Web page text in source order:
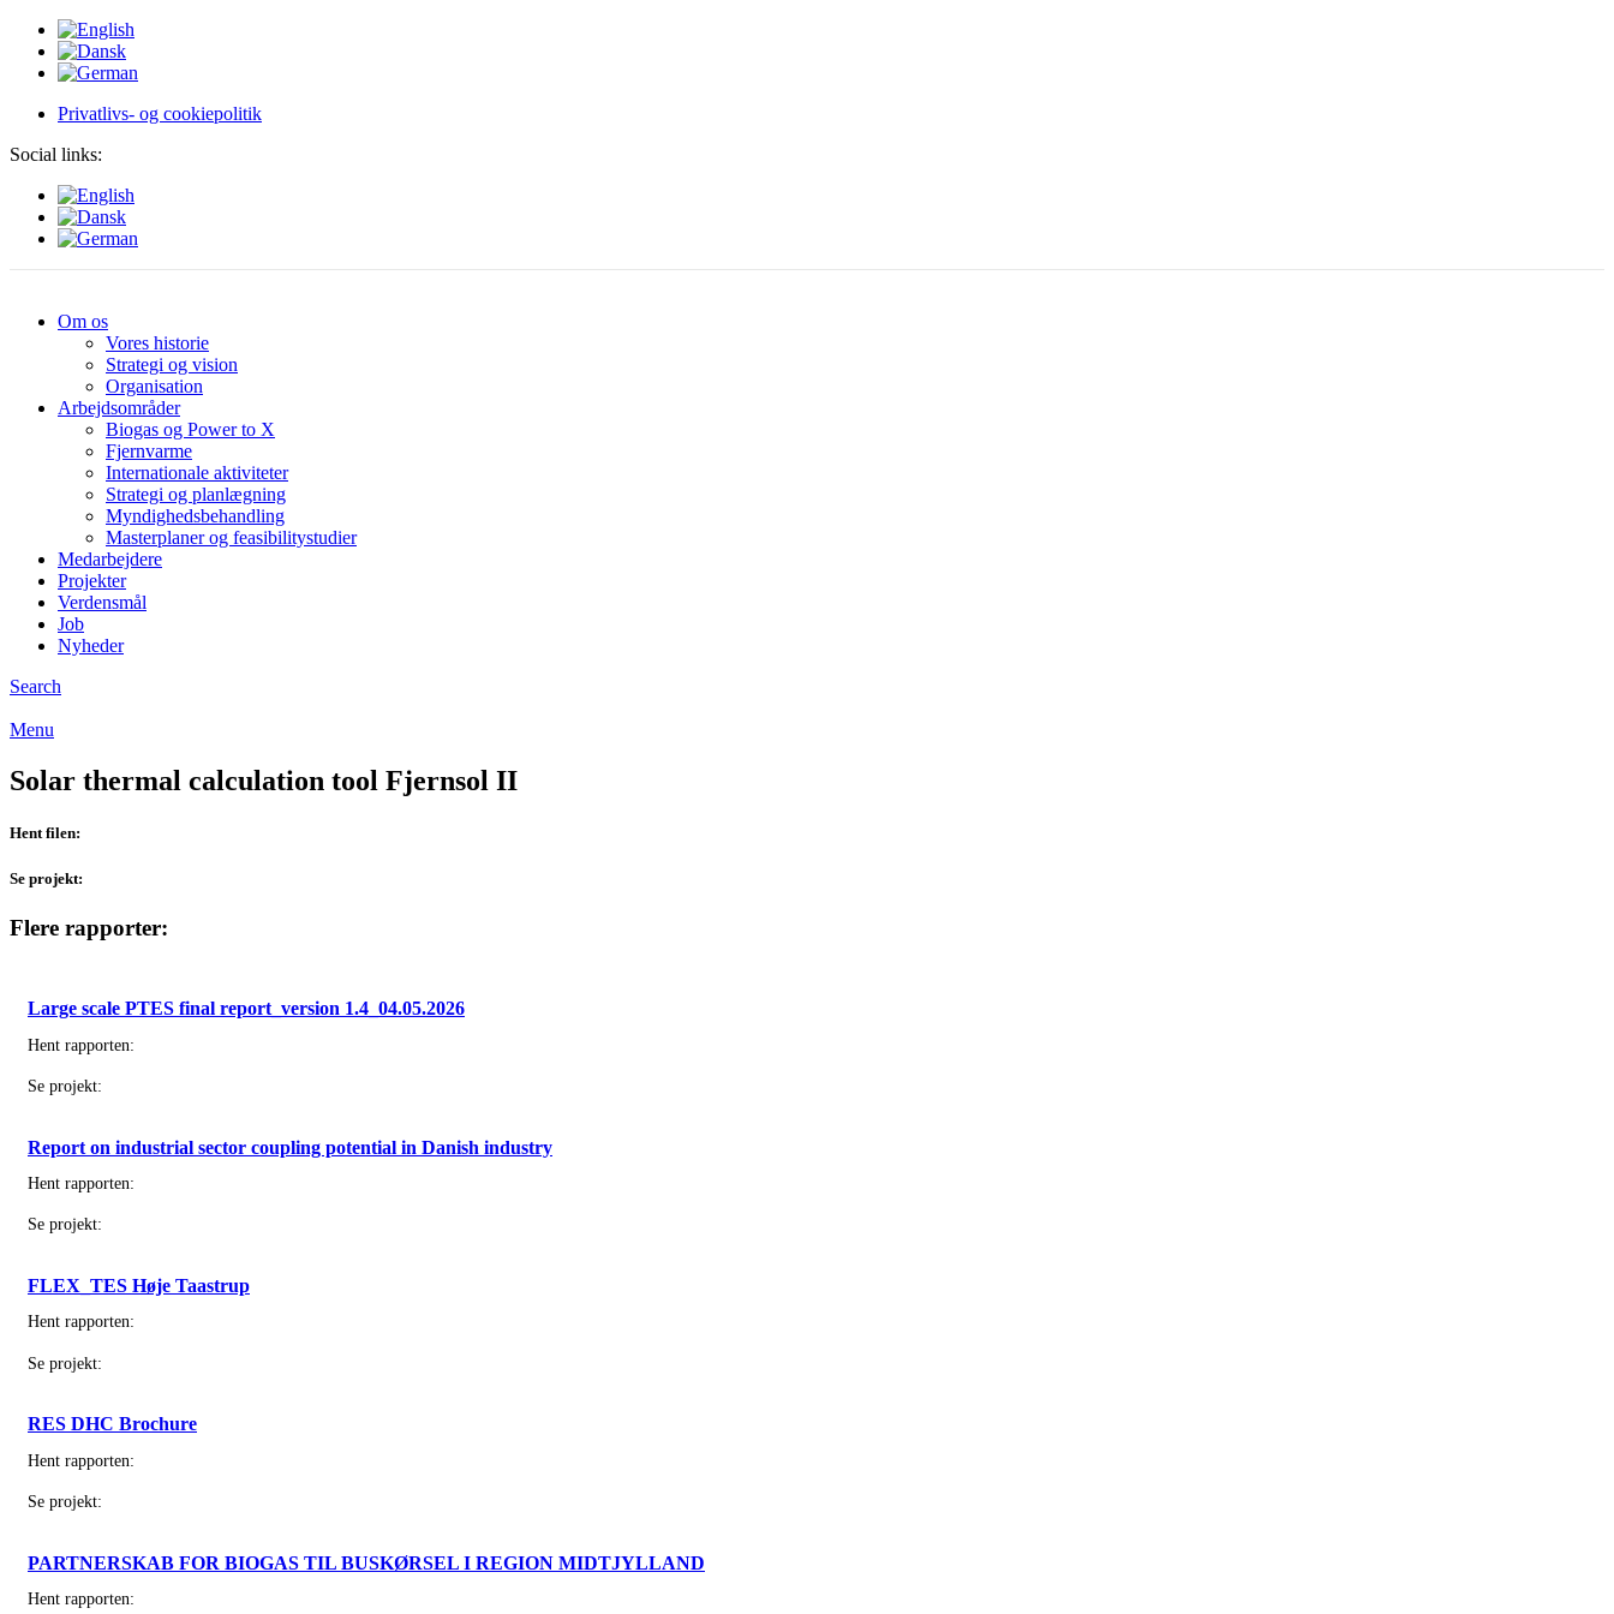
Privatlivs- og cookiepolitik
Social links:
Om os
Vores historie
Strategi og vision
Organisation
Arbejdsområder
Biogas og Power to X
Fjernvarme
Internationale aktiviteter
Strategi og planlægning
Myndighedsbehandling
Masterplaner og feasibilitystudier
Medarbejdere
Projekter
Verdensmål
Job
Nyheder
Search
Menu
Solar thermal calculation tool Fjernsol II
Hent filen:
Se projekt:
Flere rapporter:
Large scale PTES final report_version 1.4_04.05.2026
Hent rapporten:
Se projekt:
Report on industrial sector coupling potential in Danish industry
Hent rapporten:
Se projekt:
FLEX_TES Høje Taastrup
Hent rapporten:
Se projekt:
RES DHC Brochure
Hent rapporten:
Se projekt:
PARTNERSKAB FOR BIOGAS TIL BUSKØRSEL I REGION MIDTJYLLAND
Hent rapporten: